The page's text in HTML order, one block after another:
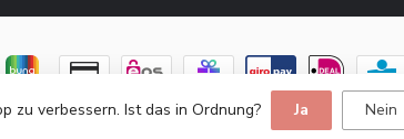
© Copyright 2026 Haakpret / Häkelfreude
zu verbessern. Ist das in Ordnung? Ja Nein